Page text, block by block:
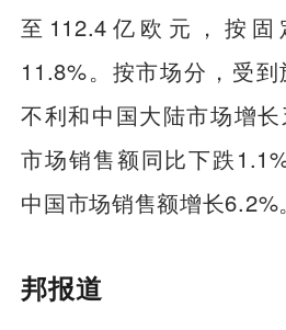
至112.4亿欧元，按
11.8%。按市场分，受
不利和中国大陆市场增
市场销售额同比下跌
中国市场销售额增长6.2%。
邦报道